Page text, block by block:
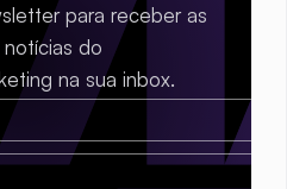
para receber as
notícias do
na sua inbox.